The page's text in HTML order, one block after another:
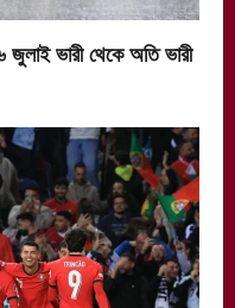
৬ জুলাই ভারী থেকে অতি ভারী